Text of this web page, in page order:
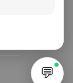
💬